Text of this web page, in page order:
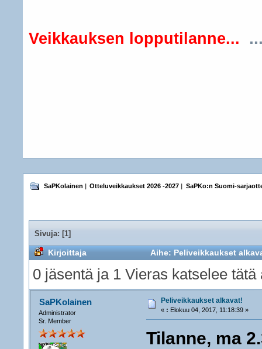
Veikkauksen lopputilanne...
SaPKolainen | Otteluveikkaukset 2026 -2027 | SaPKo:n Suomi-
Sivuja: [1]
Kirjoittaja Aihe: Peliveikkaukset
0 jäsentä ja 1 Vieras katselee tätä
SaPKolainen
Administrator
Sr. Member
Peliveikkaukset alkavat!
« : Elokuu 04, 2017, 11:18:39 »
Tilanne, ma